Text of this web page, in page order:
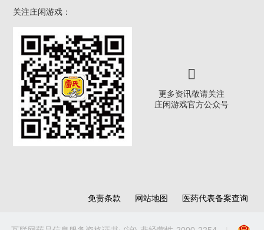
关注庄闲游戏：
更多资讯敬请关注
庄闲游戏官方公众号
免责条款 网站地图 医药代表备案查询